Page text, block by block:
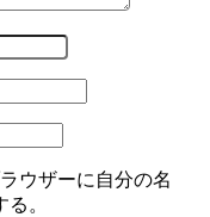
ウザーに自分の名
。